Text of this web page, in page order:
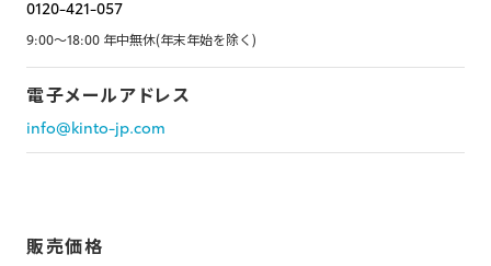
0120-421-057
9:00～18:00 年中無休(年末年始を除く)
電子メールアドレス
info@kinto-jp.com
販売価格